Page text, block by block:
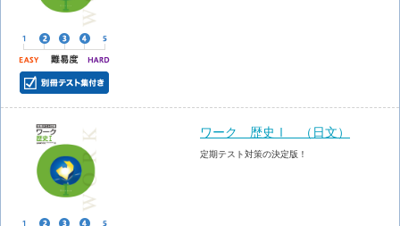
ワーク 歴史Ⅰ （日文）
定期テスト対策の決定版！